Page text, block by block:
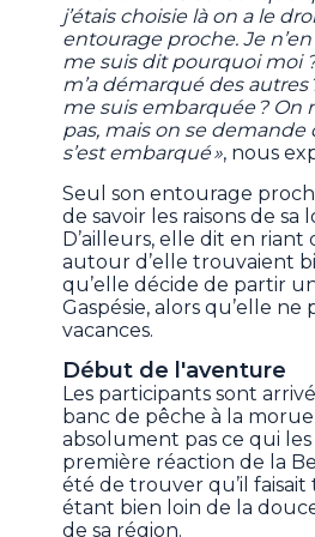
j’étais choisie là on a le
entourage proche. Je
me suis dit pourquoi moi
m’a démarqué des autres
me suis embarquée ? On
pas, mais on se demande
s’est embarqué », nous
Seul son entourage
de savoir les raisons de sa
D’ailleurs, elle dit en riant
autour d’elle trouvaient
qu’elle décide de partir
Gaspésie, alors qu’elle ne
vacances.
Début de l'aventure
Les participants sont
banc de pêche à la
absolument pas ce qui
première réaction de la
été de trouver qu’il
étant bien loin de la
de sa région.